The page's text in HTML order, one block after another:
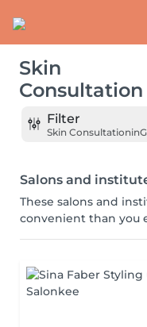
Skin
Consultation
Filter
Skin Consultationin
Salons and
These salons and
convenient than you